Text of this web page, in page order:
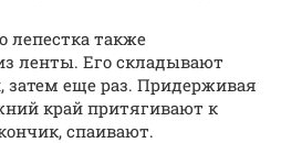
лепестка также
ленты. Его складывают
затем еще раз. Придерживая
край притягивают к
спаивают.